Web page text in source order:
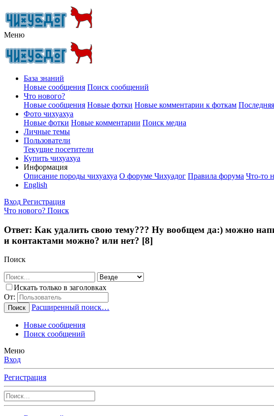
Меню
База знаний
Новые сообщения Поиск сообщений
Что нового?
Новые сообщения Новые фотки Новые комментарии к фоткам
Фото чихуахуа
Новые фотки Новые комментарии Поиск медиа
Личные темы
Пользователи
Текущие посетители
Купить чихуахуа
Информация
Описание породы чихуахуа О форуме Чихуадог Правила форума Что-то
English
Вход Регистрация
Что нового? Поиск
Ответ: Как удалить свою тему??? Ну вообщем да:) можно
и контактами можно? или нет? [8]
Поиск
Искать только в заголовках
От:
Поиск Расширенный поиск…
Новые сообщения
Поиск сообщений
Меню
Вход
Регистрация